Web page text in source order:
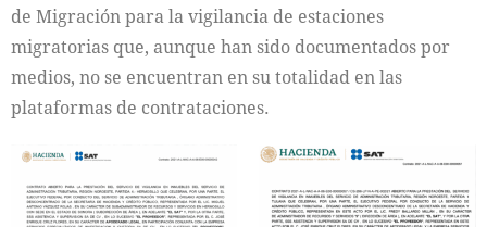
de Migración para la vigilancia de estaciones
migratorias que, aunque han sido documentados por
medios, no se encuentran en su totalidad en las
plataformas de contrataciones.